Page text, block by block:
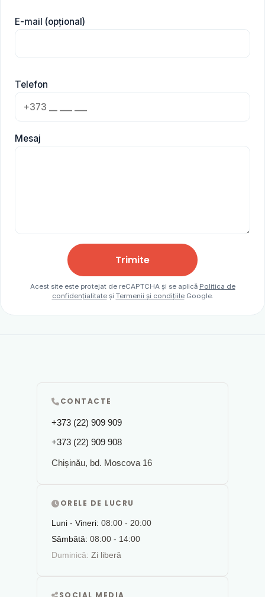
E-mail (opțional)
Telefon
Mesaj
Trimite
Acest site este protejat de reCAPTCHA și se aplică Politica de
confidențialitateși Termenii și condițiileGoogle.
CONTACTE
+373 (22) 909 909
+373 (22) 909 908
Chișinău, bd. Moscova 16
ORELE DE LUCRU
Luni - Vineri: 08:00 - 20:00
Sâmbătă: 08:00 - 14:00
Duminică: Zi liberă